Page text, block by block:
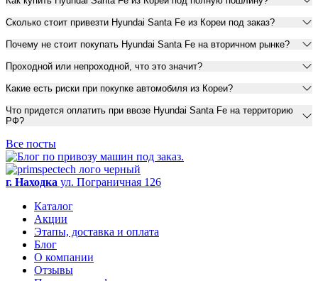
Сколько стоит привезти Hyundai Santa Fe из Кореи под заказ?
Почему не стоит покупать Hyundai Santa Fe на вторичном рынке?
Проходной или непроходной, что это значит?
Какие есть риски при покупке автомобиля из Кореи?
Что придется оплатить при ввозе Hyundai Santa Fe на территорию
РФ?
Все посты
г. Находка ул. Пограничная 126
Каталог
Акции
Этапы, доставка и оплата
Блог
О компании
Отзывы